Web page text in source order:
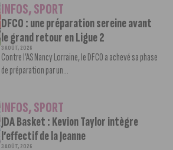
INFOS,SPORT
DFCO : une préparation sereine avant
le grand retour en Ligue 2
3 AOÛT, 2026
Contre l’AS Nancy Lorraine, le DFCO a achevé sa phase
de préparation par un...
INFOS,SPORT
JDA Basket : Kevion Taylor intègre
l’effectif de la Jeanne
3 AOÛT, 2026